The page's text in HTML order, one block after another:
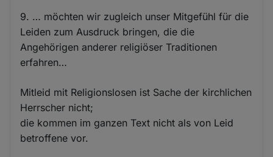
9. … möchten wir zugleich unser Mitgefühl für die
Leiden zum Ausdruck bringen, die die
Angehörigen anderer religiöser Traditionen
erfahren…
Mitleid mit Religionslosen ist Sache der kirchlichen
Herrscher nicht;
die kommen im ganzen Text nicht als von Leid
betroffene vor.